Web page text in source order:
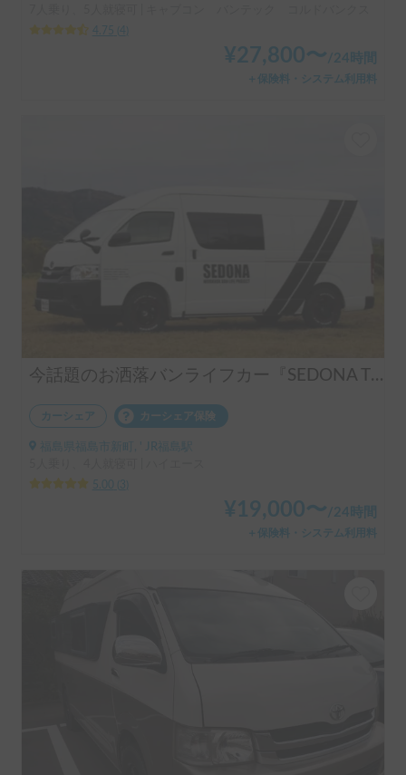
4.75
4
¥27,800〜 /24時間
＋保険料・システム利用料
今話題のお洒落バンライフカー『SEDONA TYPE4』 2024年9月よりシェア再開します！
カーシェア カーシェア保険
福島県福島市新町, ' JR福島駅
5.00
3
¥ 19,000〜 /24時間
＋保険料・システム利用料